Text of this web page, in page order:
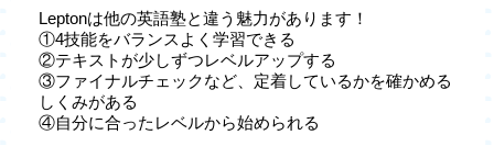
Leptonは他の英語塾と違う魅力があります！
①4技能をバランスよく学習できる
②テキストが少しずつレベルアップする
③ファイナルチェックなど、定着しているかを確かめる
しくみがある
④自分に合ったレベルから始められる